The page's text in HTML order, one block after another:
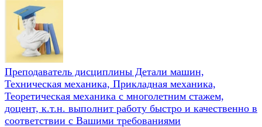
Преподаватель дисциплины Детали машин,
Техническая механика, Прикладная механика,
Теоретическая механика с многолетним стажем,
доцент, к.т.н. выполнит работу быстро и качественно в
соответствии с Вашими требованиями